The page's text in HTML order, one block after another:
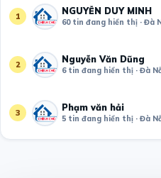
1 NGUYỄN DUY MINH
60 tin đang hiển thị · Đà
2 Nguyễn Văn Dũng
6 tin đang hiển thị · Đà
3 Phạm văn hải
5 tin đang hiển thị · Đà